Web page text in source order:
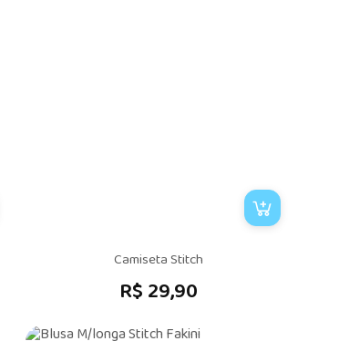
Camiseta Stitch
R$ 29,90